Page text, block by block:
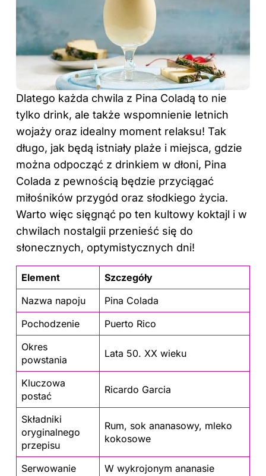
Dlatego każda chwila z Pina Coladą to nie
tylko drink, ale także wspomnienie letnich
wojaży oraz idealny moment relaksu! Tak
długo, jak będą istniały plaże i miejsca, gdzie
można odpocząć z drinkiem w dłoni, Pina
Colada z pewnością będzie przyciągać
miłośników przygód oraz słodkiego życia.
Warto więc sięgnąć po ten kultowy koktajl i w
chwilach nostalgii przenieść się do
słonecznych, optymistycznych dni!
Element
Szczegóły
Nazwa napoju
Pina Colada
Pochodzenie
Puerto Rico
Okres
powstania
Lata 50. XX wieku
Kluczowa
postać
Ricardo Garcia
Składniki
oryginalnego
przepisu
Rum, sok ananasowy, mleko
kokosowe
Serwowanie
W wykrojonym ananasie